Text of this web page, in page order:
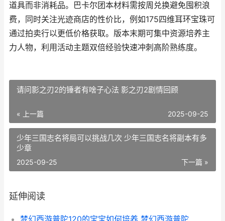
道具而非消耗品。巴卡尔团本材料需按周兑换避免囤积浪
费，同时关注光迹商店的性价比，例如175四维耳环宝珠可
通过拍卖行以更低价格获取。版本末期可集中资源培养主
力人物，利用活动主题双倍经验快速冲刺高阶熟练度。
请问影之刃2的锤者有啥子心法 影之刃2剧情回顾
« 上一篇 2025-09-25
少年三国志名将局可以挑战几次 少年三国志名将副本有多
少章
下一篇 »
2025-09-25
延伸阅读